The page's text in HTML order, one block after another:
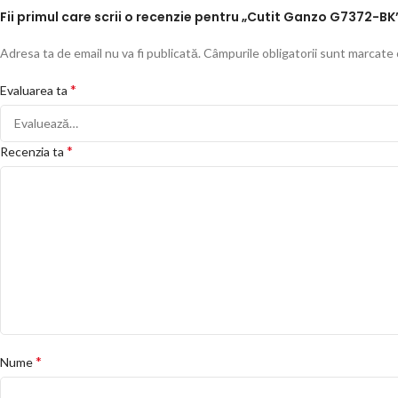
Fii primul care scrii o recenzie pentru „Cutit Ganzo G7372-
Adresa ta de email nu va fi publicată. Câmpurile obligatorii sunt marcate
Evaluarea ta *
Recenzia ta *
Nume*